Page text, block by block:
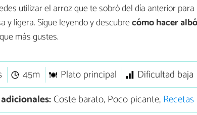
utilizar el arroz que te sobró del día anterior
y ligera. Sigue leyendo y descubrecómo hacer
más gustes.
45m Plato principal
Dificultad baja
Coste barato, Poco picante,